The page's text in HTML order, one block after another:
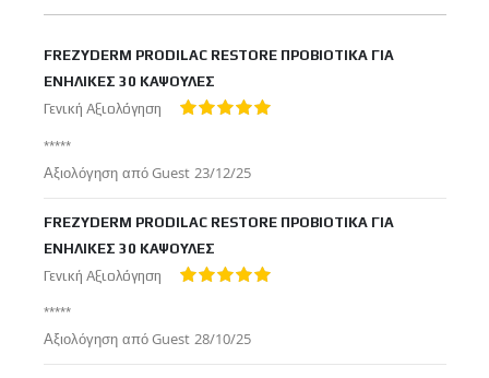
FREZYDERM PRODILAC RESTORE ΠΡΟΒΙΟΤΙΚΑ ΓΙΑ
ΕΝΗΛΙΚΕΣ 30 ΚΑΨΟΥΛΕΣ
Γενική Αξιολόγηση
*****
Αξιολόγηση απόGuest Δημοσιεύτηκε
στις
23/12/25
FREZYDERM PRODILAC RESTORE ΠΡΟΒΙΟΤΙΚΑ ΓΙΑ
ΕΝΗΛΙΚΕΣ 30 ΚΑΨΟΥΛΕΣ
Γενική Αξιολόγηση
*****
Αξιολόγηση απόGuest Δημοσιεύτηκε
στις
28/10/25